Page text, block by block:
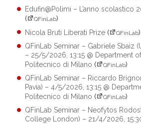
Edufin@Polimi – L’anno scolastico
(
QFinLab)
Nicola Bruti Liberati Prize ( QFinLab)
QFinLab Seminar – Gabriele Sbaiz
– 25/5/2026, 13:15 @ Department
Politecnico di Milano ( QFinLab)
QFinLab Seminar – Riccardo
Pavia) – 4/5/2026, 13:15 @
Politecnico di Milano ( QFinLab)
QFinLab Seminar – Neofytos
College London) – 21/4/2026,